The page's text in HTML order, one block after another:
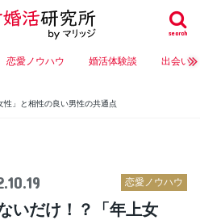
search
恋愛ノウハウ 婚活体験談 出会い
性」と相性の良い男性の共通点
恋愛ノウハウ
いだけ！？「年上女